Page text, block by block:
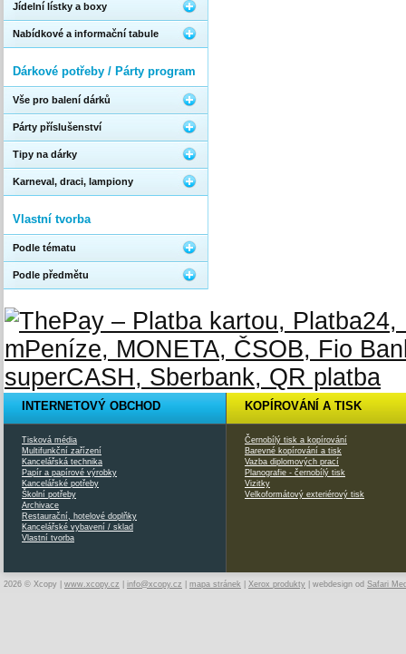
Jídelní lístky a boxy
Nabídkové a informační tabule
Dárkové potřeby / Párty program
Vše pro balení dárků
Párty příslušenství
Tipy na dárky
Karneval, draci, lampiony
Vlastní tvorba
Podle tématu
Podle předmětu
INTERNETOVÝ OBCHOD
Tisková média
Multifunkční zařízení
Kancelářská technika
Papír a papírové výrobky
Kancelářské potřeby
Školní potřeby
Archivace
Restaurační, hotelové doplňky
Kancelářské vybavení / sklad
Vlastní tvorba
KOPÍROVÁNÍ A TISK
Černobílý tisk a kopírování
Barevné kopírování a tisk
Vazba diplomových prací
Planografie - černobílý tisk
Vizitky
Velkoformátový exteriérový tisk
2026 © Xcopy | www.xcopy.cz info@xcopy.cz mapa stránek Xerox produkty | webdesign od Safari